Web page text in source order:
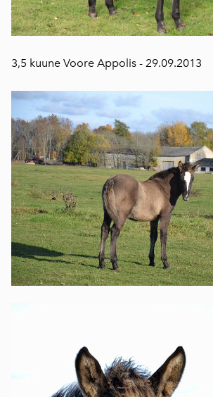
3,5 kuune Voore Appolis - 29.09.2013